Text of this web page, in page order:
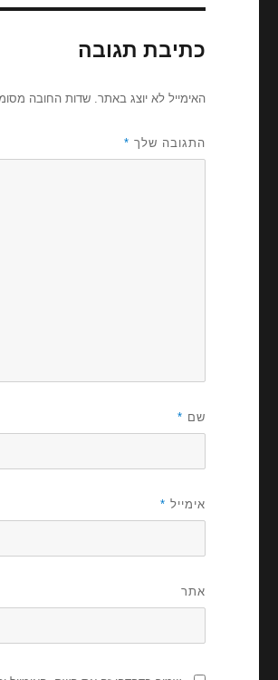
כתיבת תגובה
האימייל לא יוצג באתר. שדות החובה
התגובה שלך *
שם *
אימייל *
אתר